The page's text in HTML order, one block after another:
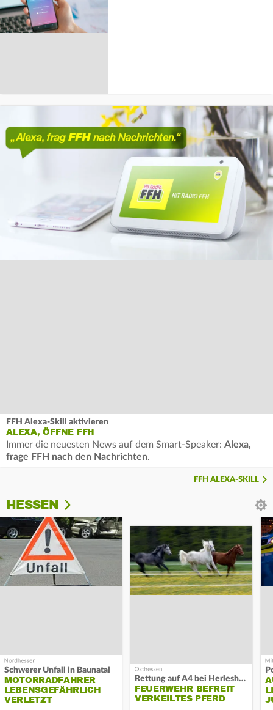
FFH Alexa-Skill aktivieren
ALEXA, ÖFFNE FFH
Immer die neuesten News auf dem Smart-Speaker: Alexa,
frage FFH nach den Nachrichten.
FFH ALEXA-SKILL
HESSEN
Schwerer Unfall in Baunatal
MOTORRADFAHRER
LEBENSGEFÄHRLICH
VERLETZT
Rettung auf A4 bei Herleshausen
FEUERWEHR BEFREIT
VERKEILTES PFERD